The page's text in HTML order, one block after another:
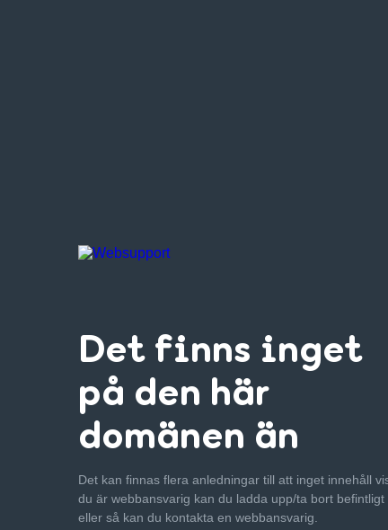
Det finns inget
på den här
domänen än
Det kan finnas flera anledningar till att inget innehåll
du är webbansvarig kan du ladda upp/ta bort befintligt
eller så kan du kontakta en webbansvarig.